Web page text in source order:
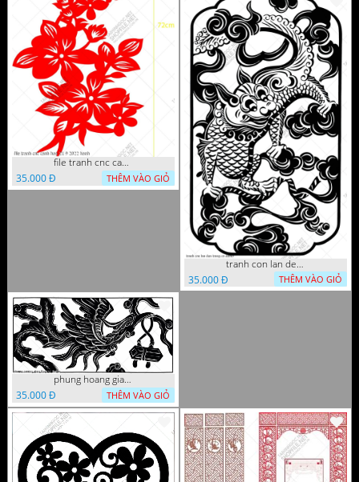
file tranh cnc canh hoa 21 9 2022 hanh
35.000 Đ
THÊM VÀO GIỎ
tranh con lan den trang co
35.000 Đ
THÊM VÀO GIỎ
phung hoang giao thu cnc
35.000 Đ
THÊM VÀO GIỎ